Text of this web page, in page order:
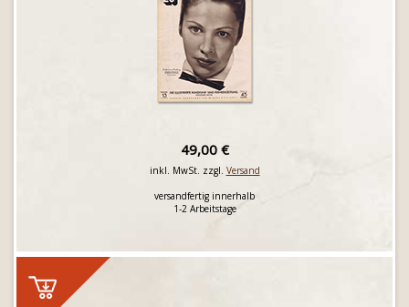
49,00 €
inkl. MwSt. zzgl. Versand
versandfertig innerhalb
1-2 Arbeitstage